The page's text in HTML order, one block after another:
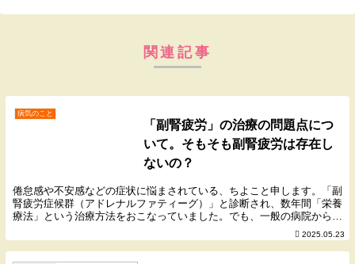
関連記事
病気のこと
「副腎疲労」の治療の問題点につ
いて。そもそも副腎疲労は存在し
ないの？
倦怠感や不安感などの症状に悩まされている、ちよこと申します。「副
腎疲労症候群（アドレナルファティーグ）」と診断され、数年間「栄養
療法」という治療方法をおこなっていました。でも、一般の病院からは
2025.05.23